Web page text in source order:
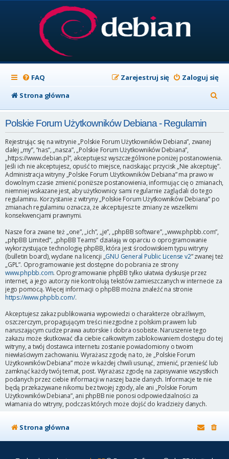
FAQ Zaloguj się
Zarejestruj się
Strona główna
z
j
Polskie Forum Użytkowników Debiana - Regulamin
Rejestrując się na witrynie „Polskie Forum Użytkowników Debiana”, zwanej
dalej „my”, ”nas”, „nasza”, „Polskie Forum Użytkowników Debiana”,
„https://www.debian.pl”, akceptujesz wyszczególnione poniżej postanowienia.
Jeśli ich nie akceptujesz, opuść to miejsce, naciskając przycisk „Nie akceptuję”.
Administracja witryny „Polskie Forum Użytkowników Debiana” ma prawo w
dowolnym czasie zmienić poniższe postanowienia, informując cię o zmianach,
niemniej wskazane jest, aby użytkownicy sami regularnie zaglądali do tego
regulaminu. Korzystanie z witryny „Polskie Forum Użytkowników Debiana” po
zmianach regulaminu oznacza, że akceptujesz te zmiany ze wszelkimi
konsekwencjami prawnymi.
Nasze fora zwane też „one”, „ich”, „je”, „phpBB software”, „www.phpbb.com”,
„phpBB Limited”, „phpBB Teams” działają w oparciu o oprogramowanie
wykorzystujące technologię phpBB, która jest środowiskiem typu witryny
(bulletin board), wydane na licencji „GNU General Public License v2” zwanej też
„GPL”. Oprogramowanie jest dostępne do pobrania ze strony
www.phpbb.com. Oprogramowanie phpBB tylko ułatwia dyskusje przez
internet, a jego autorzy nie kontrolują tekstów zamieszczanych w internecie za
jego pomocą. Więcej informacji o phpBB można znaleźć na stronie
https://www.phpbb.com/.
Akceptujesz zakaz publikowania wypowiedzi o charakterze obraźliwym,
oszczerczym, propagującym treści niezgodne z polskim prawem lub
naruszającym cudze prawa autorskie i dobra osobiste. Naruszenie tego
zakazu może skutkować dla ciebie całkowitym zablokowaniem dostępu do tej
witryny, a twój dostawca internetu zostanie powiadomiony o twoim
niewłaściwym zachowaniu. Wyrażasz zgodę na to, że „Polskie Forum
Użytkowników Debiana” może w każdej chwili usunąć, zmienić, przenieść lub
zamknąć każdy twój temat, post. Wyrażasz zgodę na zapisywanie wszystkich
podanych przez ciebie informacji w naszej bazie danych. Informacje te nie
będą przekazywane nikomu bez twojej zgody, ale ani „Polskie Forum
Użytkowników Debiana”, ani phpBB nie ponosi odpowiedzialności za
włamania do witryny, podczas których może dojść do kradzieży danych.
Strona główna